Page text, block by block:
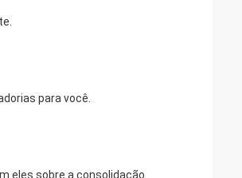
para você.
eles sobre a consolidação